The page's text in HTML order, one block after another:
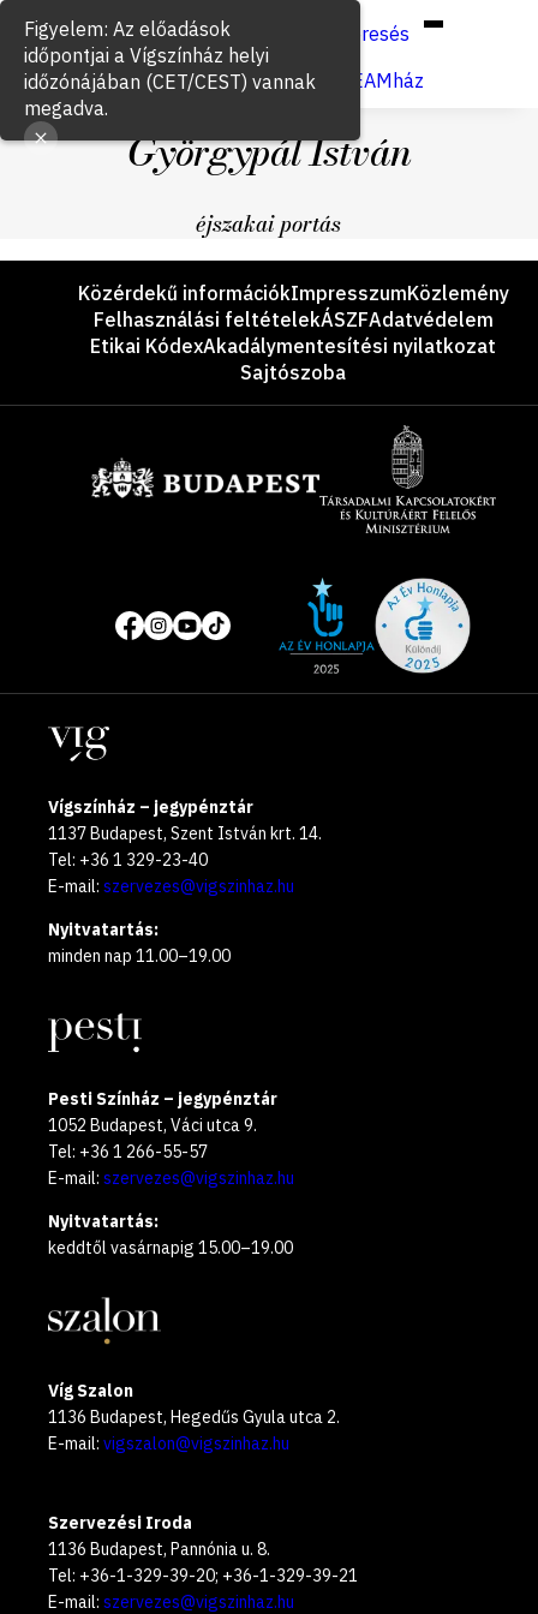
Keresés
Jegyvásárlás
VígSTREAMház
Györgypál István
éjszakai portás
LáblécKözérdekű információkImpresszumKözlemény
Felhasználási feltételekÁSZFAdatvédelem
Etikai KódexAkadálymentesítési nyilatkozat
Sajtószoba
Közösségi
média
oldalak
of
year
Helyszínek
Vígszínház – jegypénztár
1137 Budapest, Szent István krt. 14.
Tel: +36 1 329-23-40
E-mail: szervezes@vigszinhaz.hu
Nyitvatartás:
minden nap 11.00–19.00
Pesti Színház – jegypénztár
1052 Budapest, Váci utca 9.
Tel: +36 1 266-55-57
E-mail: szervezes@vigszinhaz.hu
Nyitvatartás:
keddtől vasárnapig 15.00–19.00
Víg Szalon
1136 Budapest, Hegedűs Gyula utca 2.
E-mail: vigszalon@vigszinhaz.hu
Szervezési Iroda
1136 Budapest, Pannónia u. 8.
Tel: +36-1-329-39-20; +36-1-329-39-21
E-mail: szervezes@vigszinhaz.hu
Figyelem: Az előadások
időpontjai a Vígszínház helyi
időzónájában (CET/CEST) vannak
megadva.